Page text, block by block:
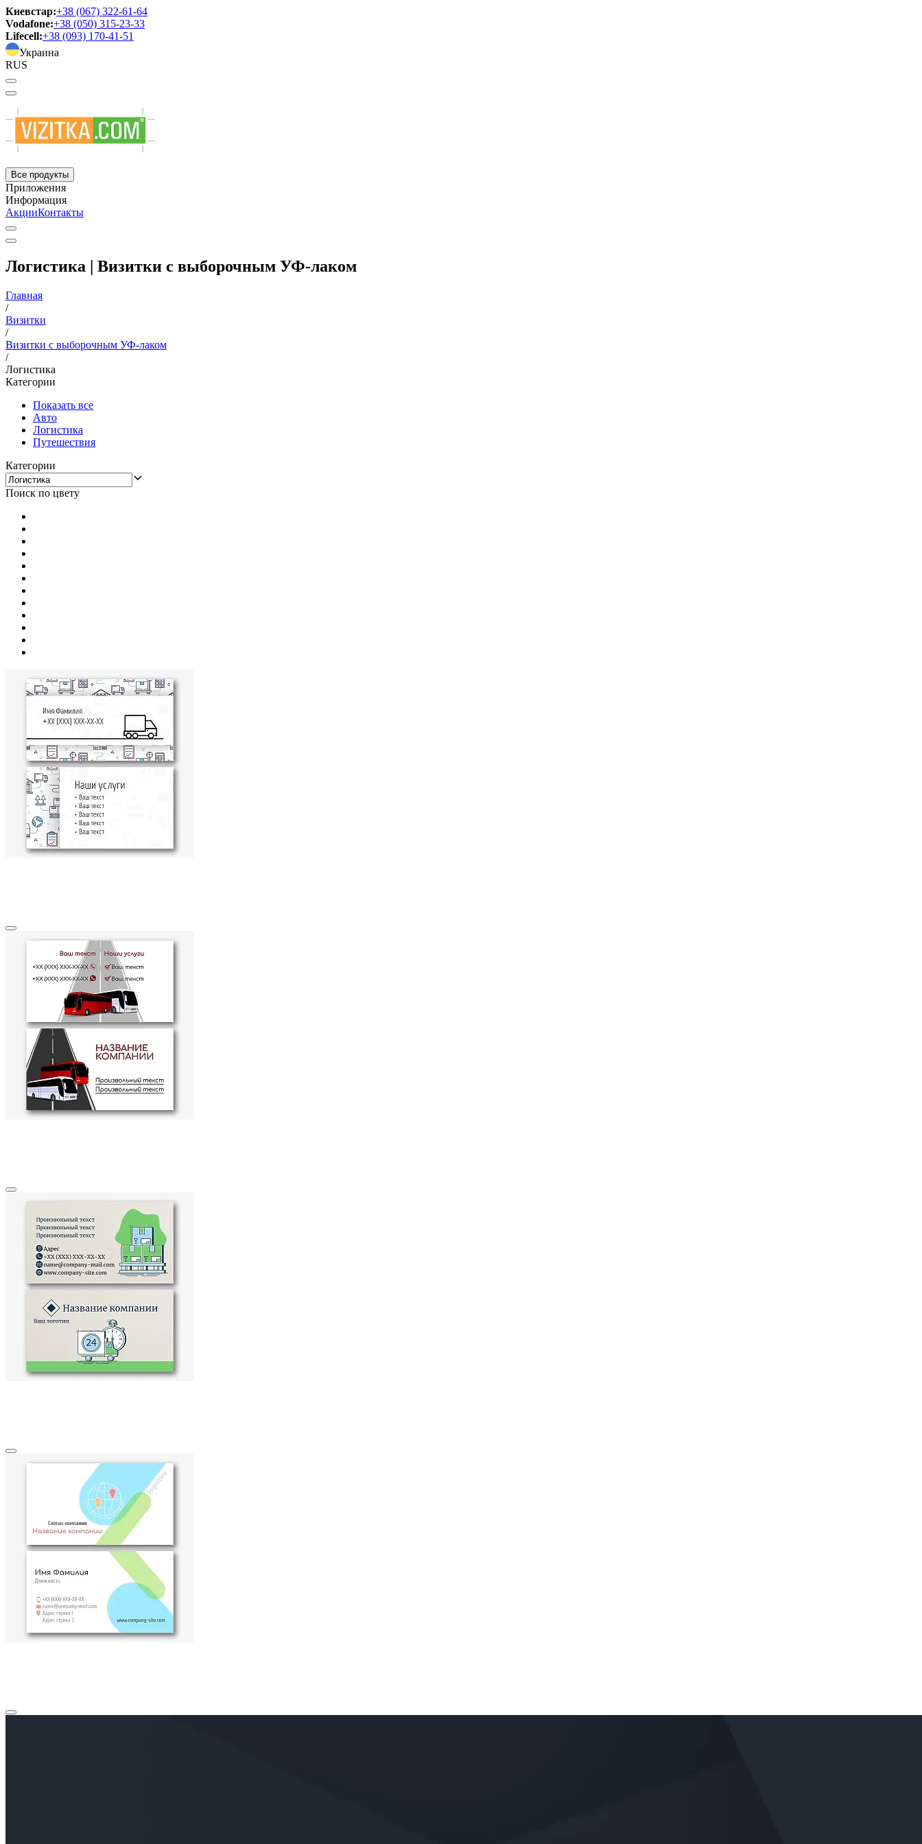
Киевстар:+38 (067) 322-61-64
Vodafone:+38 (050) 315-23-33
Lifecell:+38 (093) 170-41-51
Украина
RUS
Все продукты
Приложения
Информация
АкцииКонтакты
Логистика | Визитки с выборочным УФ-лаком
Главная
/
Визитки
/
Визитки с выборочным УФ-лаком
/
Логистика
Категории
Показать все
Авто
Логистика
Путешествия
Категории
Поиск по цвету